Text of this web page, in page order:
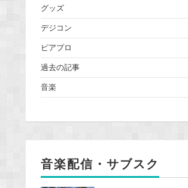
グッズ
デジコン
ピアプロ
過去の記事
音楽
音楽配信・サブスク